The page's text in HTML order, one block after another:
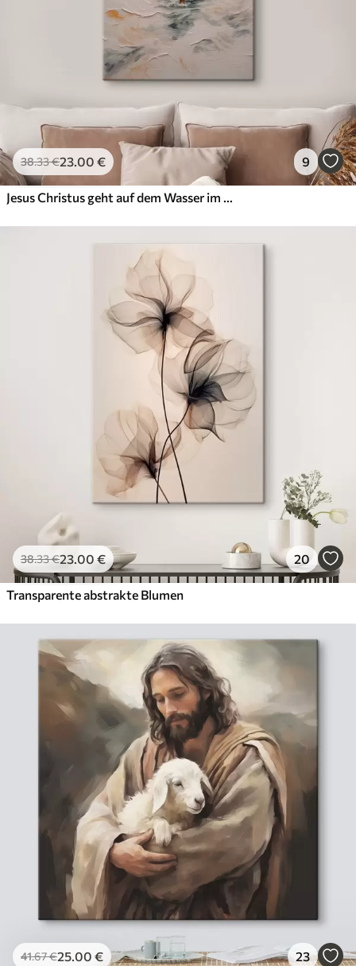
38.33€23.00 € 9
Jesus Christus geht auf dem Wasser im Stil Ölgemälde
38.33€23.00 € 20
Transparente abstrakte Blumen
41.67€25.00 € 23